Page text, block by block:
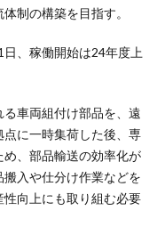
制の構築を目指す。
、稼働開始は24年度上
車両組付け部品を、遠
に一時集荷した後、専
、部品輸送の効率化が
入や仕分け作業などを
向上にも取り組む必要